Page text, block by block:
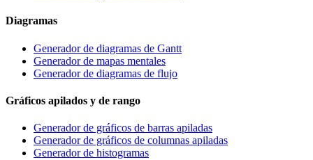
Diagramas
Generador de diagramas de Gantt
Generador de mapas mentales
Generador de diagramas de flujo
Gráficos apilados y de rango
Generador de gráficos de barras apiladas
Generador de gráficos de columnas apiladas
Generador de histogramas